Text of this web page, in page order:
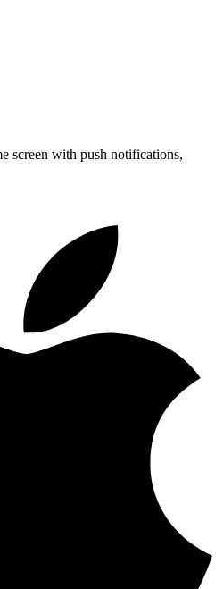
screen with push notifications,